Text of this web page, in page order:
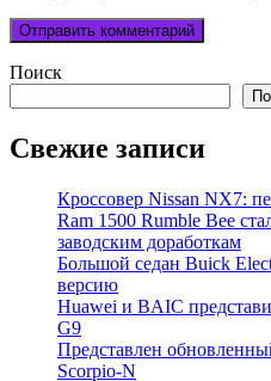
Поиск
Свежие записи
Кроссовер Nissan NX7:
Ram 1500 Rumble Bee
заводским доработкам
Большой седан Buick
версию
Huawei и BAIC
G9
Представлен
Scorpio-N